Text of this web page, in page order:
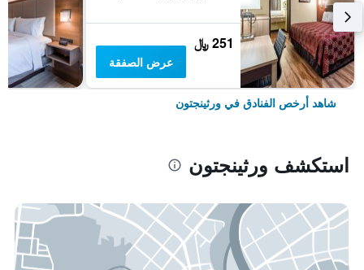
251 ﷼
عرض الصفقة
شاهد أرخص الفنادق في ورثينجتون
استكشف ورثينجتون